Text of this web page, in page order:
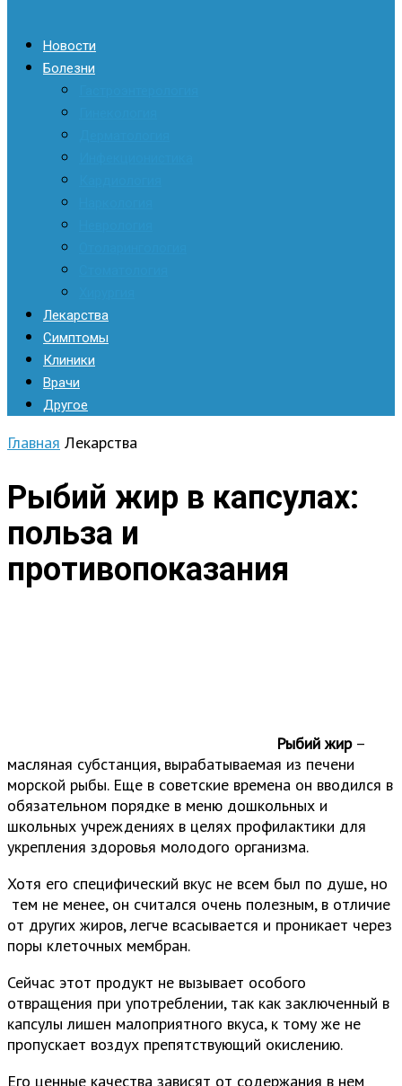
Новости
Болезни
Лекарства
Симптомы
Клиники
Врачи
Другое
Главная Лекарства
Рыбий жир в капсулах:
польза и
противопоказания
Рыбий жир–
масляная субстанция, вырабатываемая из печени
морской рыбы. Еще в советские времена он вводился в
обязательном порядке в меню дошкольных и
школьных учреждениях в целях профилактики для
укрепления здоровья молодого организма.
Хотя его специфический вкус не всем был по душе, но
тем не менее, он считался очень полезным, в отличие
от других жиров, легче всасывается и проникает через
поры клеточных мембран.
Сейчас этот продукт не вызывает особого
отвращения при употреблении, так как заключенный в
капсулы лишен малоприятного вкуса, к тому же не
пропускает воздух препятствующий окислению.
Его ценные качества зависят от содержания в нем